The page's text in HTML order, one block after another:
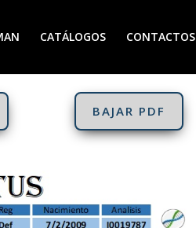
CATÁLOGOS CONTACTOS
BAJAR PDF